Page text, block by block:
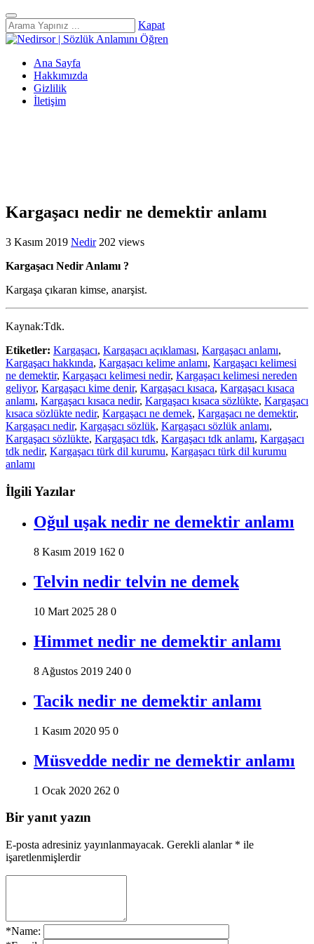
Kapat
Ana Sayfa
Hakkımızda
Gizlilik
İletişim
Kargaşacı nedir ne demektir anlamı
3 Kasım 2019 Nedir 202 views
Kargaşacı Nedir Anlamı ?
Kargaşa çıkaran kimse, anarşist.
Kaynak:Tdk.
Etiketler: Kargaşacı, Kargaşacı açıklaması, Kargaşacı anlamı,
Kargaşacı hakkında, Kargaşacı kelime anlamı, Kargaşacı kelimesi
ne demektir, Kargaşacı kelimesi nedir, Kargaşacı kelimesi nereden
geliyor, Kargaşacı kime denir, Kargaşacı kısaca, Kargaşacı kısaca
anlamı, Kargaşacı kısaca nedir, Kargaşacı kısaca sözlükte, Kargaşacı
kısaca sözlükte nedir, Kargaşacı ne demek, Kargaşacı ne demektir,
Kargaşacı nedir, Kargaşacı sözlük, Kargaşacı sözlük anlamı,
Kargaşacı sözlükte, Kargaşacı tdk, Kargaşacı tdk anlamı, Kargaşacı
tdk nedir, Kargaşacı türk dil kurumu, Kargaşacı türk dil kurumu
anlamı
İlgili Yazılar
Oğul uşak nedir ne demektir anlamı
8 Kasım 2019 162 0
Telvin nedir telvin ne demek
10 Mart 2025 28 0
Himmet nedir ne demektir anlamı
8 Ağustos 2019 240 0
Tacik nedir ne demektir anlamı
1 Kasım 2020 95 0
Müsvedde nedir ne demektir anlamı
1 Ocak 2020 262 0
Bir yanıt yazın
E-posta adresiniz yayınlanmayacak. Gerekli alanlar * ile
işaretlenmişlerdir
*Name: